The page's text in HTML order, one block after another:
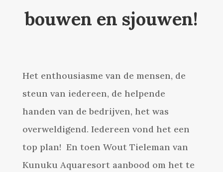
bouwen en sjouwen!
Het enthousiasme van de mensen, de
steun van iedereen, de helpende
handen van de bedrijven, het was
overweldigend. Iedereen vond het een
top plan! En toen Wout Tieleman van
Kunuku Aquaresort aanbood om het te